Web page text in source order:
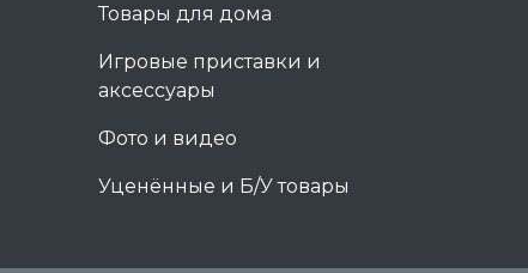
Товары для дома
Игровые приставки и
аксессуары
Фото и видео
Уценённые и Б/У товары